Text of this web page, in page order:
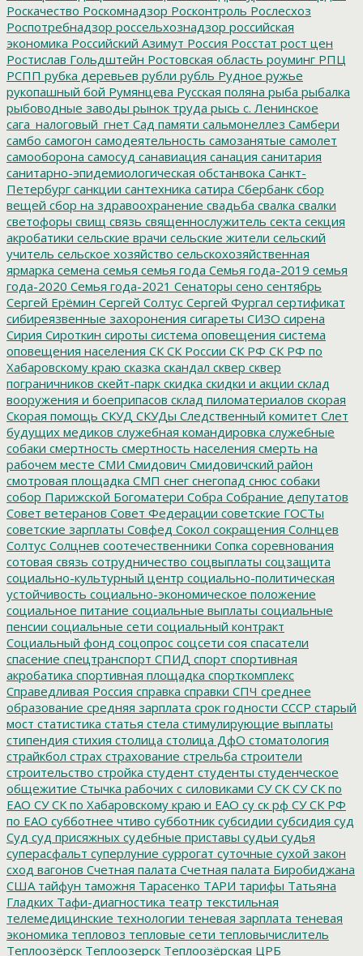
Роскачество Роскомнадзор Росконтроль Рослесхоз
Роспотребнадзор россельхознадзор российская
экономика Российский Азимут Россия Росстат рост цен
Ростислав Гольдштейн Ростовская область роуминг РПЦ
РСПП рубка деревьев рубли рубль Рудное ружье
рукопашный бой Румянцева Русская поляна рыба рыбалка
рыбоводные заводы рынок труда рысь с. Ленинское
сага_налоговый_гнет Сад памяти сальмонеллез Самбери
самбо самогон самодеятельность самозанятые самолет
самооборона самосуд санавиация санация санитария
санитарно-эпидемиологическая обстанвока Санкт-
Петербург санкции сантехника сатира Сбербанк сбор
вещей сбор на здравоохранение свадьба свалка свалки
светофоры свищ связь священнослужитель секта секция
акробатики сельские врачи сельские жители сельский
учитель сельское хозяйство сельскохозяйственная
ярмарка семена семья семья года Семья года-2019 семья
года-2020 Семья года-2021 Сенаторы сено сентябрь
Сергей Ерёмин Сергей Солтус Сергей Фургал сертификат
сибиреязвенные захоронения сигареты СИЗО сирена
Сирия Сироткин сироты система оповещения система
оповещения населения СК СК России СК РФ СК РФ по
Хабаровскому краю сказка скандал сквер сквер
пограничников скейт-парк скидка скидки и акции склад
вооружения и боеприпасов склад пиломатериалов скорая
Скорая помощь СКУД СКУДы Следственный комитет Слет
будущих медиков служебная командировка служебные
собаки смертность смертность населения смерть на
рабочем месте СМИ Смидович Смидовичский район
смотровая площадка СМП снег снегопад снюс собаки
собор Парижской Богоматери Собра Собрание депутатов
Совет ветеранов Совет Федерации советские ГОСТы
советские зарплаты Совфед Сокол сокращения Солнцев
Солтус Солцнев соотечественники Сопка соревнования
сотовая связь сотрудничество соцвыплаты соцзащита
социально-культурный центр социально-политическая
устойчивость социально-экономическое положение
социальное питание социальные выплаты социальные
пенсии социальные сети социальный контракт
Социальный фонд соцопрос соцсети соя спасатели
спасение спецтранспорт СПИД спорт спортивная
акробатика спортивная площадка спорткомплекс
Справедливая Россия справка справки СПЧ среднее
образование средняя зарплата срок годности СССР старый
мост статистика статья стела стимулирующие выплаты
стипендия стихия столица столица ДфО стоматология
страйкбол страх страхование стрельба строители
строительство стройка студент студенты студенческое
общежитие Стычка рабочих с силовиками СУ СК СУ СК по
ЕАО СУ СК по Хабаровскому краю и ЕАО су ск рф СУ СК РФ
по ЕАО субботнее чтиво субботник субсидии субсидия суд
Суд суд присяжных судебные приставы судьи судья
суперасфальт суперлуние суррогат суточные сухой закон
сход вагонов Счетная палата Счетная палата Биробиджана
США тайфун таможня Тарасенко ТАРИ тарифы Татьяна
Гладких Тафи-диагностика театр текстильная
телемедицинские технологии теневая зарплата теневая
экономика тепловоз тепловые сети тепловычислитель
Теплоозёрск Теплоозерск Теплоозёрская ЦРБ